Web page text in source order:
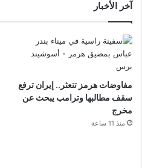
آخر الأخبار
مفاوضات هرمز تتعثر.. إيران ترفع
سقف مطالبها وترامب يبحث عن
مخرج
منذ 11 ساعة